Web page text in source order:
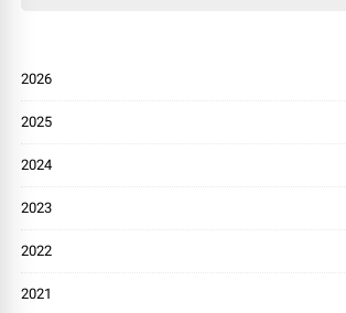
2026
2025
2024
2023
2022
2021